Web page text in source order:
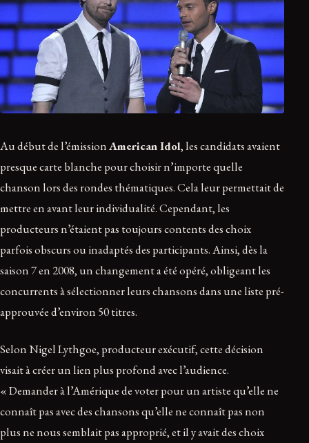
Au début de l’émissionAmerican Idol, les candidats avaient
presque carte blanche pour choisir n’importe quelle
chanson lors des rondes thématiques. Cela leur permettait de
mettre en avant leur individualité. Cependant, les
producteurs n’étaient pas toujours contents des choix
parfois obscurs ou inadaptés des participants. Ainsi, dès la
saison 7 en 2008, un changement a été opéré, obligeant les
concurrents à sélectionner leurs chansons dans une liste pré-
approuvée d’environ 50 titres.
Selon Nigel Lythgoe, producteur exécutif, cette décision
visait à créer un lien plus profond avec l’audience.
« Demander à l’Amérique de voter pour un artiste qu’elle ne
connaît pas avec des chansons qu’elle ne connaît pas non
plus ne nous semblait pas approprié, et il y avait des choix